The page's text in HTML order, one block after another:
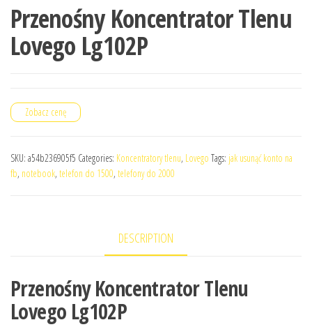
Przenośny Koncentrator Tlenu
Lovego Lg102P
Zobacz cenę
SKU: a54b236905f5 Categories: Koncentratory tlenu, Lovego Tags: jak usunąć konto na
fb, notebook, telefon do 1500, telefony do 2000
DESCRIPTION
Przenośny Koncentrator Tlenu
Lovego Lg102P